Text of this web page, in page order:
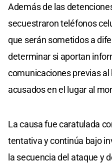
Además de las
secuestraron teléfonos
que serán sometidos a
determinar si aportan
comunicaciones previas al
acusados en el lugar al
La causa fue caratulada
tentativa y continúa bajo
la secuencia del ataque y